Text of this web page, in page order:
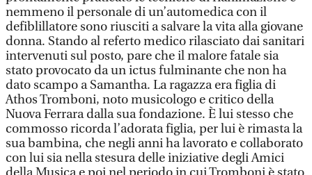
nemmeno il personale di un’automedica con il
defiblillatore sono riusciti a salvare la vita alla giovane
donna. Stando al referto medico rilasciato dai sanitari
intervenuti sul posto, pare che il malore fatale sia
stato provocato da un ictus fulminante che non ha
dato scampo a Samantha. La ragazza era figlia di
Athos Tromboni, noto musicologo e critico della
Nuova Ferrara dalla sua fondazione. È lui stesso che
commosso ricorda l’adorata figlia, per lui è rimasta la
sua bambina, che negli anni ha lavorato e collaborato
con lui sia nella stesura delle iniziative degli Amici